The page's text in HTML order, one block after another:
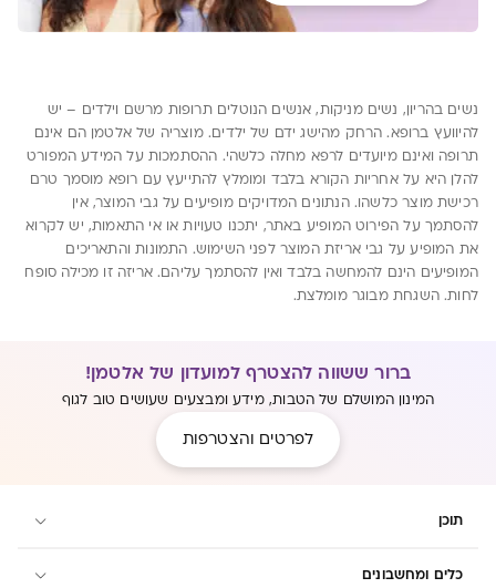
נשים בהריון, נשים מניקות, אנשים הנוטלים תרופות מרשם וילדים – יש
להיוועץ ברופא. הרחק מהישג ידם של ילדים. מוצריה של אלטמן הם אינם
תרופה ואינם מיועדים לרפא מחלה כלשהי. ההסתמכות על המידע המפורט
להלן היא על אחריות הקורא בלבד ומומלץ להתייעץ עם רופא מוסמך טרם
רכישת מוצר כלשהו. הנתונים המדויקים מופיעים על גבי המוצר, אין
להסתמך על הפירוט המופיע באתר, יתכנו טעויות או אי התאמות, יש לקרוא
את המופיע על גבי אריזת המוצר לפני השימוש. התמונות והתאריכים
המופיעים הינם להמחשה בלבד ואין להסתמך עליהם. אריזה זו מכילה סופח
לחות. השגחת מבוגר מומלצת.
ברור ששווה להצטרף למועדון של אלטמן!
המינון המושלם של הטבות, מידע ומבצעים שעושים טוב לגוף
לפרטים והצטרפות
תוכן
כלים ומחשבונים